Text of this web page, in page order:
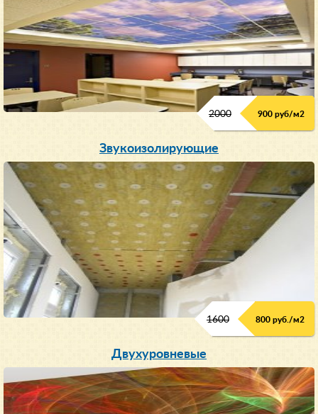
2000 900 руб/м2
Звукоизолирующие
1600 800 руб./м2
Двухуровневые